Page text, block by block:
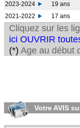
2023-2024
19 ans
2021-2022
17 ans
Cliquez sur les
ici OUVRIR
(*) Age au début
Votre AVIS